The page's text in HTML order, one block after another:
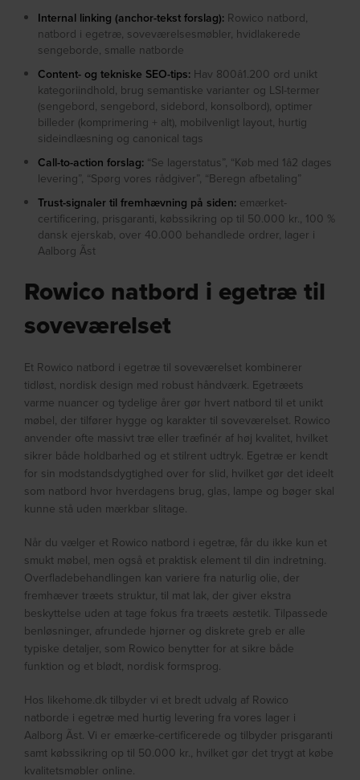
Internal linking (anchor-tekst forslag): Rowico natbord,
natbord i egetræ, soveværelsesmøbler, hvidlakerede
sengeborde, smalle natborde
Content- og tekniske SEO-tips: Hav 800â1.200 ord unikt
kategoriindhold, brug semantiske varianter og LSI-termer
(sengebord, sengebord, sidebord, konsolbord), optimer
billeder (komprimering + alt), mobilvenligt layout, hurtig
sideindlæsning og canonical tags
Call-to-action forslag: “Se lagerstatus”, “Køb med 1â2 dages
levering”, “Spørg vores rådgiver”, “Beregn afbetaling”
Trust-signaler til fremhævning på siden: emærket-
certificering, prisgaranti, købssikring op til 50.000 kr., 100 %
dansk ejerskab, over 40.000 behandlede ordrer, lager i
Aalborg Ãst
Rowico natbord i egetræ til
soveværelset
Et Rowico natbord i egetræ til soveværelset kombinerer
tidløst, nordisk design med robust håndværk. Egetræets
varme nuancer og tydelige årer gør hvert natbord til et unikt
møbel, der tilfører hygge og karakter til soveværelset. Rowico
anvender ofte massivt træ eller træfinér af høj kvalitet, hvilket
sikrer både holdbarhed og et stilrent udtryk. Egetræ er kendt
for sin modstandsdygtighed over for slid, hvilket gør det ideelt
som natbord hvor hverdagens brug, glas, lampe og bøger skal
kunne stå uden mærkbar slitage.
Når du vælger et Rowico natbord i egetræ, får du ikke kun et
smukt møbel, men også et praktisk element til din indretning.
Overfladebehandlingen kan variere fra naturlig olie, der
fremhæver træets struktur, til mat lak, der giver ekstra
beskyttelse uden at tage fokus fra træets æstetik. Tilpassede
benløsninger, afrundede hjørner og diskrete greb er alle
typiske detaljer, som Rowico benytter for at sikre både
funktion og et blødt, nordisk formsprog.
Hos likehome.dk tilbyder vi et bredt udvalg af Rowico
natborde i egetræ med hurtig levering fra vores lager i
Aalborg Ãst. Vi er emærke-certificerede og tilbyder prisgaranti
samt købssikring op til 50.000 kr., hvilket gør det trygt at købe
kvalitetsmøbler online.